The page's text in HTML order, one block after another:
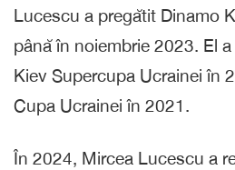
Lucescu a pregătit Dinamo
până în noiembrie 2023. El
Kiev Supercupa Ucrainei în
Cupa Ucrainei în 2021.
În 2024, Mircea Lucescu a